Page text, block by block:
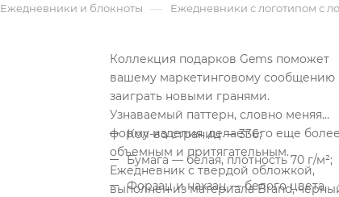
Ежедневники и блокноты — Ежедневники с логотипом с
Коллекция подарков Gems поможет
вашему маркетинговому сообщению
заиграть новыми гранями.
Узнаваемый паттерн, словно меняя
форму изделия, делает его еще
объемным и притягательным.
Ежедневник с твердой обложкой,
выполнен из материала Brand,
Кол-во страниц — 336;
Бумага — белая, плотность 70 г/м²;
Форзац и нахзац — белого цвета.